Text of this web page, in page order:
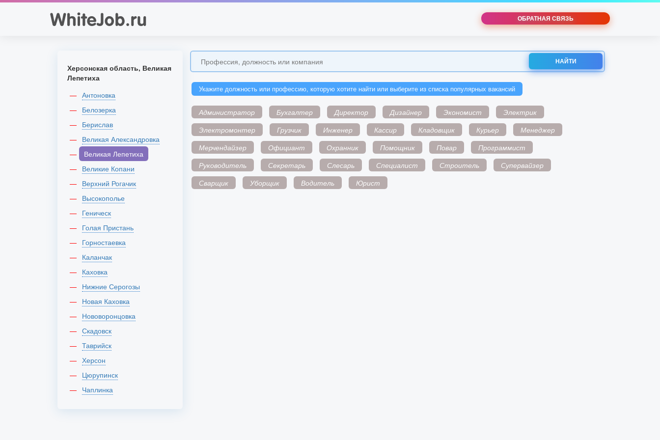
ОБРАТНАЯ СВЯЗЬ
НАЙТИ
Укажите должность или профессию, которую хотите найти или выберите из списка популярных вакансий
Администратор Бухгалтер Директор Дизайнер Экономист
Электрик
Электромонтер
Грузчик Инженер Кассир Кладовщик Курьер
Менеджер
Мерчендайзер
Официант Охранник Помощник Повар
Программист
Руководитель
Секретарь Слесарь Специалист Строитель
Супервайзер
Сварщик
Уборщик Водитель Юрист
Херсонская область, Великая
Лепетиха
Антоновка
Белозерка
Берислав
Великая Александровка
Великая Лепетиха
Великие Копани
Верхний Рогачик
Высокополье
Геническ
Голая Пристань
Горностаевка
Каланчак
Каховка
Нижние Серогозы
Новая Каховка
Нововоронцовка
Скадовск
Таврийск
Херсон
Цюрупинск
Чаплинка